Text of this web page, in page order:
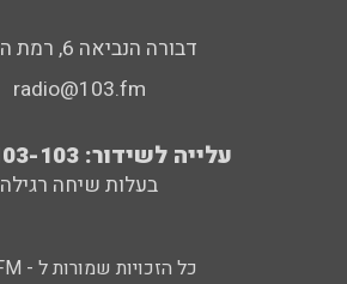
דבורה הנביאה 6, רמת השרון
radio@103.fm
עלייה לשידור: 0552-103-103
בעלות שיחה רגילה
כל הזכויות שמורות ל - 103FM